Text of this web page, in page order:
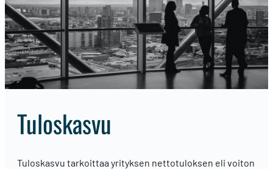
tuloskasvu
Tuloskasvu tarkoittaa yrityksen nettotuloksen eli voiton